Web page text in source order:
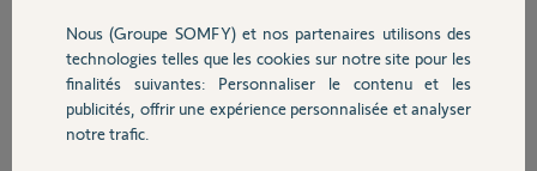
Sécurité
Domotique
IO.
Une télécommande Nina Timer IO installé par
un professionnel centralise tous les Smoove IO.
L’installation fonctionne très bien depuis 5 ans.
Nous (Groupe SOMFY) et nos partenaires utilisons des
technologies telles que les cookies sur notre site pour les
finalités suivantes: Personnaliser le contenu et les
publicités, offrir une expérience personnalisée et analyser
notre trafic.